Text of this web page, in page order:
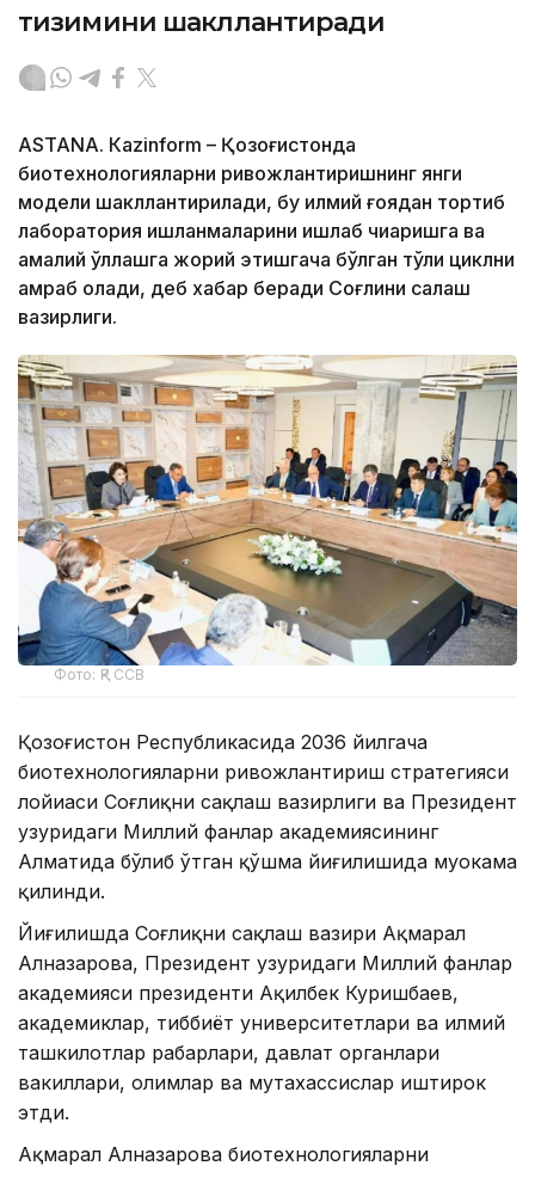
тизимини шакллантиради
ASTANА. Кazinform – Қозоғистонда
биотехнологияларни ривожлантиришнинг янги
модели шакллантирилади, бу илмий ғоядан тортиб
лаборатория ишланмаларини ишлаб чиқаришга ва
амалий қўллашга жорий этишгача бўлган тўлиқ циклни
қамраб олади, деб хабар беради Соғлиқни сақлаш
вазирлиги.
Фото: ҚР ССВ
Қозоғистон Республикасида 2036 йилгача
биотехнологияларни ривожлантириш стратегияси
лойиҳаси Соғлиқни сақлаш вазирлиги ва Президент
ҳузуридаги Миллий фанлар академиясининг
Алматида бўлиб ўтган қўшма йиғилишида муҳокама
қилинди.
Йиғилишда Соғлиқни сақлаш вазири Ақмарал
Алназарова, Президент ҳузуридаги Миллий фанлар
академияси президенти Ақилбек Куришбаев,
академиклар, тиббиёт университетлари ва илмий
ташкилотлар раҳбарлари, давлат органлари
вакиллари, олимлар ва мутахассислар иштирок
этди.
Ақмарал Алназарова биотехнологияларни